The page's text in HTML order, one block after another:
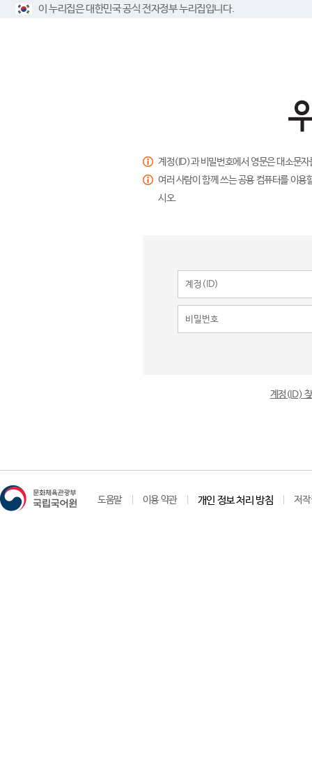
이 누리집은 대한민국 공식 전자정부 누리집입니다.
계정(ID)과 비밀번호에서 영문은 대소문
여러 사람이 함께 쓰는 공용 컴퓨터를 이
시오.
계정(ID)
도움말 이용 약관 개인 정보 처리 방침 저